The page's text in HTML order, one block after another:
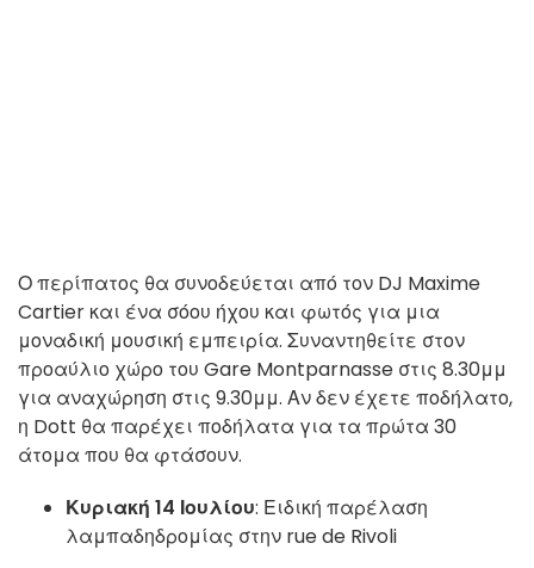
Ο περίπατος θα συνοδεύεται από τον DJ Maxime
Cartier και ένα σόου ήχου και φωτός για μια
μοναδική μουσική εμπειρία. Συναντηθείτε στον
προαύλιο χώρο του Gare Montparnasse στις 8.30μμ
για αναχώρηση στις 9.30μμ. Αν δεν έχετε ποδήλατο,
η Dott θα παρέχει ποδήλατα για τα πρώτα 30
άτομα που θα φτάσουν.
Κυριακή 14 Ιουλίου: Ειδική παρέλαση
λαμπαδηδρομίας στην rue de Rivoli